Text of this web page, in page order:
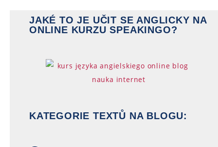
JAKÉ TO JE UČIT SE ANGLICKY NA
ONLINE KURZU SPEAKINGO?
KATEGORIE TEXTŮ NA BLOGU: